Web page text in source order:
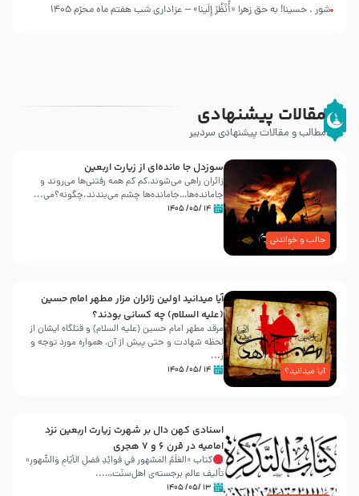
شور ، حسینا! به‌ حق زهرا «أُنْظُرْ إِلَینا» – عزاداری شب هفتم ماه محرّم 1405
مقالات پیشنهادی
مطالب و مقالات پیشنهادی سردبیر
جالب و خواندنی
سوزدل جا مانده‌ای از زیارت اربعین
زائران راهی می‌شوند،کم‌ کم همه رفتنی‌ها می‌روند و
جامانده‌ها…جامانده‌ها چشم می‌بندند.چگونه؟می‌...
۱۴ /۰۵/ ۱۴۰۵
آیا میدانید؟
آیا میدانید اولین زائران مزار مطهر امام حسین
(علیه السلام) چه کسانی بودند؟
مرقد مطهر امام حسین (علیه السلام) و قتلگاه ایشان از
لحظه شهادت و حتی پیش از آن، همواره مورد توجه و
ز...
۱۴ /۰۵/ ۱۴۰۵
اسنادی کهن دال بر شهرت زیارت اربعین نزد
امامیه در قرن ۶ و ۷ هجری
کتاب «العَلَمُ المَشهور في فَوائِدِ فَضلِ الأيّامِ وَالشُّهورِ»
تألیف عالم برجسته‌ی اهل‌سنّت…...
۱۳ /۰۵/ ۱۴۰۵